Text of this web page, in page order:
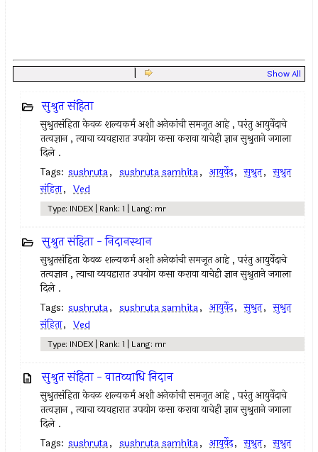
Show All
सुश्रुत संहिता
सुश्रुतसंहिता केवळ शल्यकर्म अशी अनेकांची समजूत आहे , परंतु आयुर्वेदाचे
तत्वज्ञान , त्याचा व्यवहारात उपयोग कसा करावा याचेही ज्ञान सुश्रुताने जगाला
दिले .
Tags: sushruta, sushruta samhita, आयुर्वेद, सुश्रुत, सुश्रुत
संहिता, Ved
Type: INDEX | Rank: 1 | Lang: mr
सुश्रुत संहिता - निदानस्थान
सुश्रुतसंहिता केवळ शल्यकर्म अशी अनेकांची समजूत आहे , परंतु आयुर्वेदाचे
तत्वज्ञान , त्याचा व्यवहारात उपयोग कसा करावा याचेही ज्ञान सुश्रुताने जगाला
दिले .
Tags: sushruta, sushruta samhita, आयुर्वेद, सुश्रुत, सुश्रुत
संहिता, Ved
Type: INDEX | Rank: 1 | Lang: mr
सुश्रुत संहिता - वातव्याधि निदान
सुश्रुतसंहिता केवळ शल्यकर्म अशी अनेकांची समजूत आहे , परंतु आयुर्वेदाचे
तत्वज्ञान , त्याचा व्यवहारात उपयोग कसा करावा याचेही ज्ञान सुश्रुताने जगाला
दिले .
Tags: sushruta, sushruta samhita, आयुर्वेद, सुश्रुत, सुश्रुत